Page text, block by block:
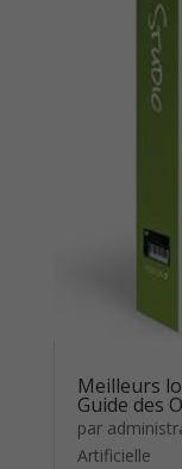
Meilleurs
Guide des
par
Artificielle